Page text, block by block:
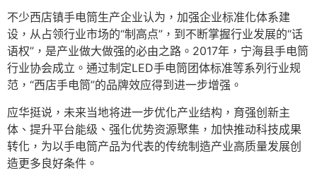
不少西店镇手电筒生产企业认为，加强企业标准化体系建
设，从占领行业市场的“制高点”，到不断掌握行业发展的“话
语权”，是产业做大做强的必由之路。2017年，宁海县手电筒
行业协会成立。通过制定LED手电筒团体标准等系列行业规
范，“西店手电筒”的品牌效应得到进一步增强。
应华挺说，未来当地将进一步优化产业结构，育强创新主
体、提升平台能级、强化优势资源聚集，加快推动科技成果
转化，为以手电筒产品为代表的传统制造产业高质量发展创
造更多良好条件。